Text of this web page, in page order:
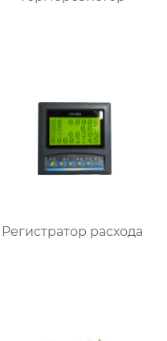
Регистратор расхода